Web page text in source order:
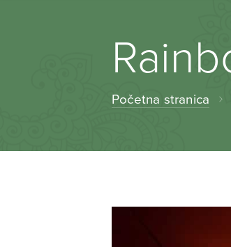
Početna stranica